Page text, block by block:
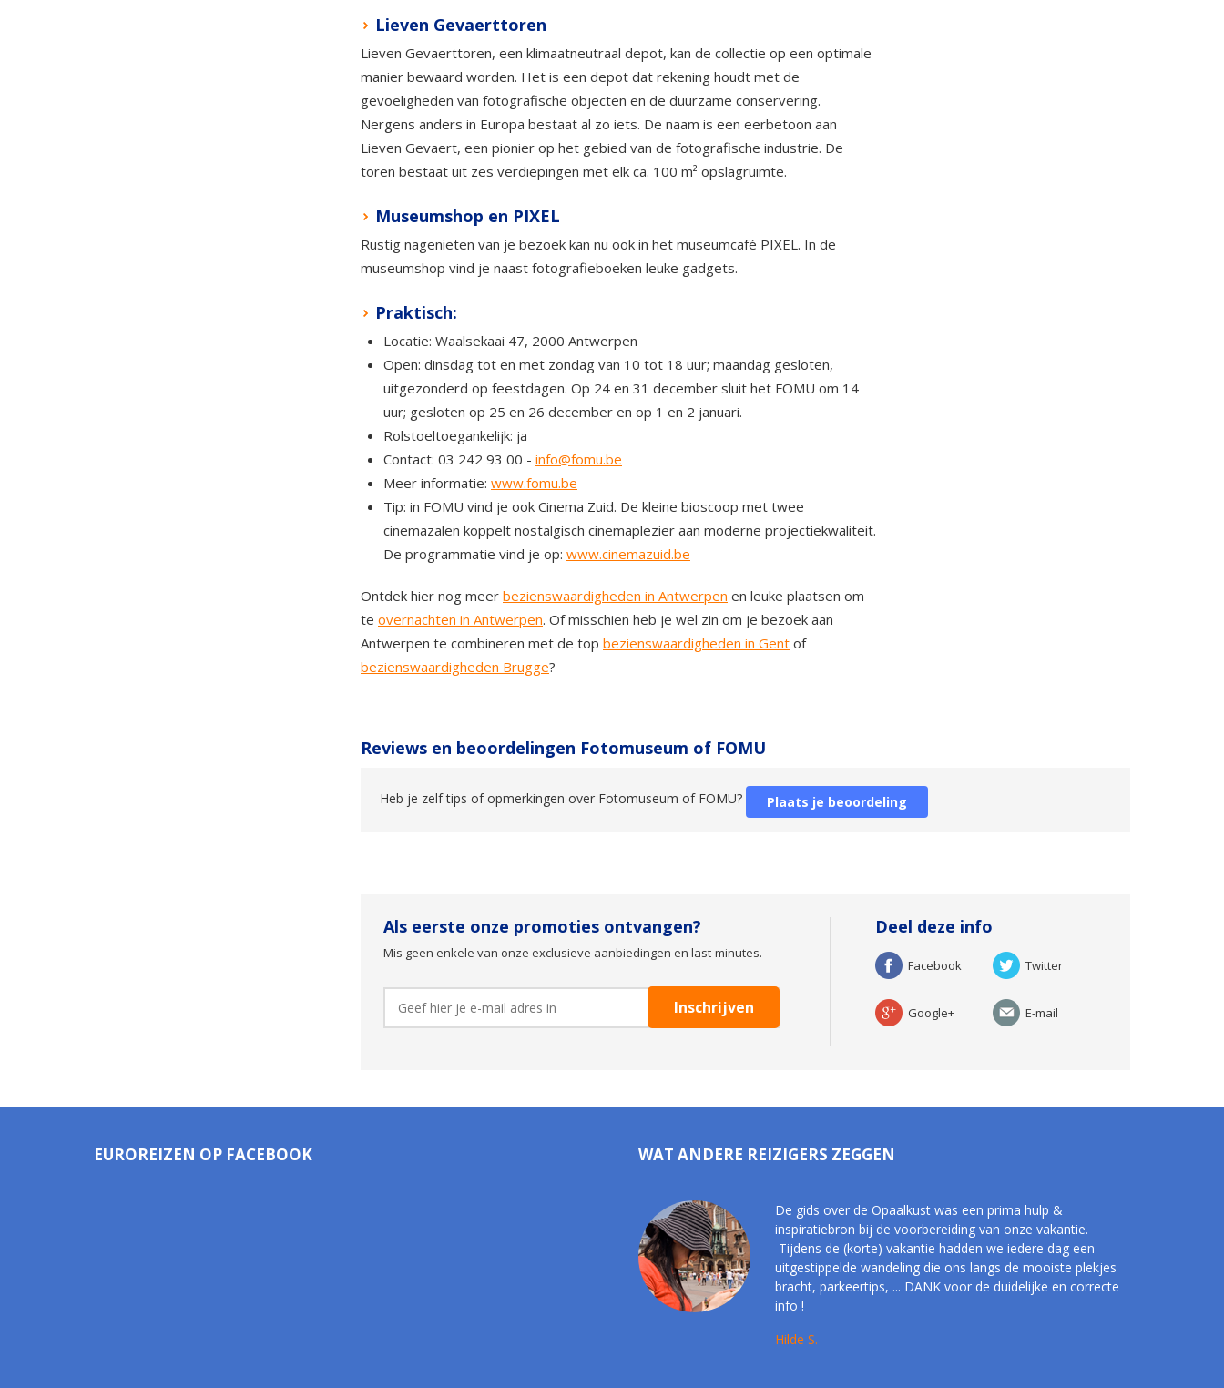
Lieven Gevaerttoren
Lieven Gevaerttoren, een klimaatneutraal depot, kan de collectie op een optimale
manier bewaard worden. Het is een depot dat rekening houdt met de
gevoeligheden van fotografische objecten en de duurzame conservering.
Nergens anders in Europa bestaat al zo iets. De naam is een eerbetoon aan
Lieven Gevaert, een pionier op het gebied van de fotografische industrie. De
toren bestaat uit zes verdiepingen met elk ca. 100 m² opslagruimte.
Museumshop en PIXEL
Rustig nagenieten van je bezoek kan nu ook in het museumcafé PIXEL. In de
museumshop vind je naast fotografieboeken leuke gadgets.
Praktisch:
Locatie: Waalsekaai 47, 2000 Antwerpen
Open: dinsdag tot en met zondag van 10 tot 18 uur; maandag gesloten,
uitgezonderd op feestdagen. Op 24 en 31 december sluit het FOMU om 14
uur; gesloten op 25 en 26 december en op 1 en 2 januari.
Rolstoeltoegankelijk: ja
Contact: 03 242 93 00 - info@fomu.be
Meer informatie: www.fomu.be
Tip: in FOMU vind je ook Cinema Zuid. De kleine bioscoop met twee
cinemazalen koppelt nostalgisch cinemaplezier aan moderne projectiekwaliteit.
De programmatie vind je op: www.cinemazuid.be
Ontdek hier nog meer bezienswaardigheden in Antwerpen en leuke plaatsen om
te overnachten in Antwerpen. Of misschien heb je wel zin om je bezoek aan
Antwerpen te combineren met de top bezienswaardigheden in Gent of
bezienswaardigheden Brugge?
Reviews en beoordelingen Fotomuseum of FOMU
Heb je zelf tips of opmerkingen over Fotomuseum of FOMU? Plaats je beoordeling
Als eerste onze promoties ontvangen?
Mis geen enkele van onze exclusieve aanbiedingen en last-minutes.
Deel deze info
Facebook Twitter
Google+ E-mail
EUROREIZEN OP FACEBOOK WAT ANDERE REIZIGERS ZEGGEN
De gids over de Opaalkust was een prima hulp &
inspiratiebron bij de voorbereiding van onze vakantie.
Tijdens de (korte) vakantie hadden we iedere dag een
uitgestippelde wandeling die ons langs de mooiste plekjes
bracht, parkeertips, ... DANK voor de duidelijke en correcte
info !
Hilde S.